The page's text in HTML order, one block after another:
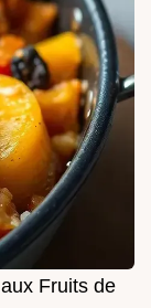
Fruits de